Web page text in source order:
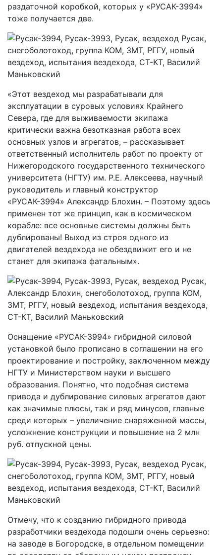
раздаточной коробкой, которых у «РУСАК-3994»
тоже получается две.
«Этот вездеход мы разрабатывали для
эксплуатации в суровых условиях Крайнего
Севера, где для выживаемости экипажа
критически важна безотказная работа всех
основных узлов и агрегатов, – рассказывает
ответственный исполнитель работ по проекту от
Нижегородского государственного технического
университета (НГТУ) им. Р.Е. Алексеева, научный
руководитель и главный конструктор
«РУСАК-3994» Александр Блохин. – Поэтому здесь
применен тот же принцип, как в космическом
корабле: все основные системы должны быть
дублированы! Выход из строя одного из
двигателей вездехода не обездвижит его и не
станет для экипажа фатальным».
Оснащение «РУСАК-3994» гибридной силовой
установкой было прописано в соглашении на его
проектирование и постройку, заключенном между
НГТУ и Министерством науки и высшего
образования. Понятно, что подобная система
привода и дублирование силовых агрегатов дают
как значимые плюсы, так и ряд минусов, главные
среди которых – увеличение снаряженной массы,
усложнение конструкции и повышение на 2 млн
руб. отпускной цены.
Отмечу, что к созданию гибридного привода
разработчики вездехода подошли очень серьезно:
на заводе в Богородске, в отдельном помещении